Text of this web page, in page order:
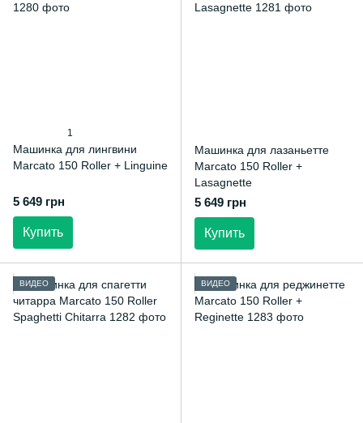
1
Машинка для лингвини
Marcato 150 Roller + Linguine
5 649 грн
Купить
Машинка для лазаньетте
Marcato 150 Roller +
Lasagnette
5 649 грн
Купить
ВИДЕО ВИДЕО